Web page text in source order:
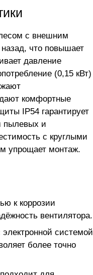
с внешним
что повышает
давление
(0,15 кВт)
комфортные
IP54 гарантирует
пылевых и
с круглыми
упрощает монтаж.
к коррозии
вентилятора.
системой
более точно